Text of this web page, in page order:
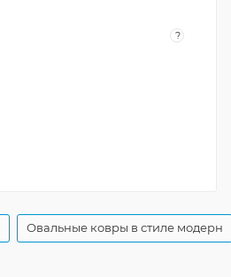
?
Овальные ковры в стиле модерн